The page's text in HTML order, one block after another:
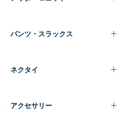
パンツ・スラックス
ネクタイ
アクセサリー